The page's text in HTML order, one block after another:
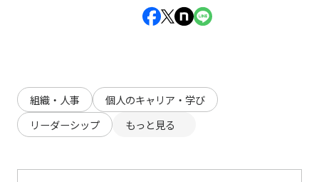
組織・人事
個人のキャリア・学び
リーダーシップ
もっと見る